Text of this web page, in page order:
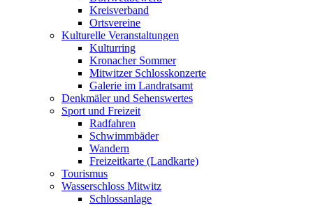
Kreisverband
Ortsvereine
Kulturelle Veranstaltungen
Kulturring
Kronacher Sommer
Mitwitzer Schlosskonzerte
Galerie im Landratsamt
Denkmäler und Sehenswertes
Sport und Freizeit
Radfahren
Schwimmbäder
Wandern
Freizeitkarte (Landkarte)
Tourismus
Wasserschloss Mitwitz
Schlossanlage